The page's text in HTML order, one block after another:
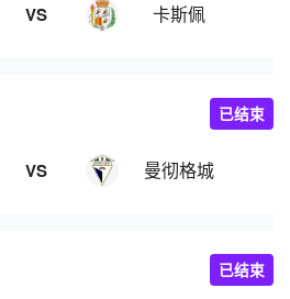
VS 卡斯佩
VS 曼彻格城
已结束
已结束